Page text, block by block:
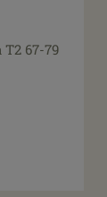
67-79